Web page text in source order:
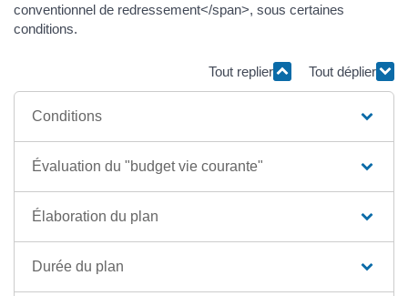
conventionnel de redressement</span>, sous certaines
conditions.
Tout replier Tout déplier
Conditions
Évaluation du "budget vie courante"
Élaboration du plan
Durée du plan